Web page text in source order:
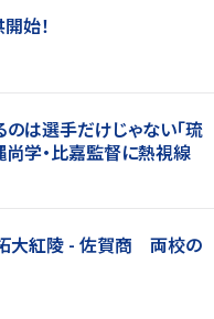
始！
のは選手だけじゃない「琉
尚学・比嘉監督に熱視線
拓大紅陵 - 佐賀商 両校の